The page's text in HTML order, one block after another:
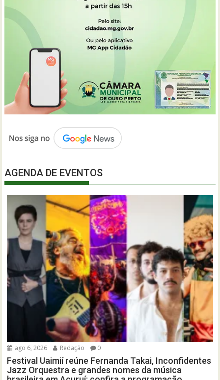
AGENDA DE EVENTOS
ago 6, 2026 Redação 0
Festival Uaimií reúne Fernanda Takai, Inconfidentes
Jazz Orquestra e grandes nomes da música